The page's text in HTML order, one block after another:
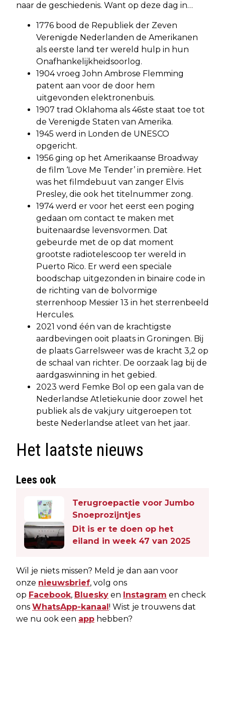
naar de geschiedenis. Want op deze dag in…
1776 bood de Republiek der Zeven
Verenigde Nederlanden de Amerikanen
als eerste land ter wereld hulp in hun
Onafhankelijkheidsoorlog.
1904 vroeg John Ambrose Flemming
patent aan voor de door hem
uitgevonden elektronenbuis.
1907 trad Oklahoma als 46ste staat toe tot
de Verenigde Staten van Amerika.
1945 werd in Londen de UNESCO
opgericht.
1956 ging op het Amerikaanse Broadway
de film ‘Love Me Tender’ in première. Het
was het filmdebuut van zanger Elvis
Presley, die ook het titelnummer zong.
1974 werd er voor het eerst een poging
gedaan om contact te maken met
buitenaardse levensvormen. Dat
gebeurde met de op dat moment
grootste radiotelescoop ter wereld in
Puerto Rico. Er werd een speciale
boodschap uitgezonden in binaire code in
de richting van de bolvormige
sterrenhoop Messier 13 in het sterrenbeeld
Hercules.
2021 vond één van de krachtigste
aardbevingen ooit plaats in Groningen. Bij
de plaats Garrelsweer was de kracht 3,2 op
de schaal van richter. De oorzaak lag bij de
aardgaswinning in het gebied.
2023 werd Femke Bol op een gala van de
Nederlandse Atletiekunie door zowel het
publiek als de vakjury uitgeroepen tot
beste Nederlandse atleet van het jaar.
Het laatste nieuws
Lees ook
Terugroepactie voor Jumbo
Snoeprozijntjes
Dit is er te doen op het
eiland in week 47 van 2025
Wil je niets missen? Meld je dan aan voor
onze nieuwsbrief, volg ons
op Facebook, Bluesky en Instagram en check
ons WhatsApp-kanaal! Wist je trouwens dat
we nu ook een app hebben?